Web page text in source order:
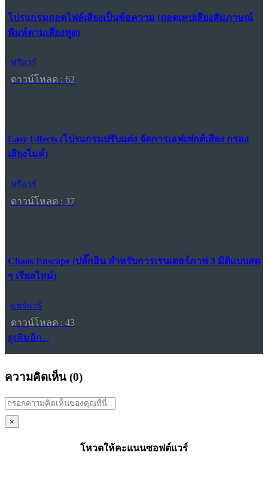
โปรแกรมถอดไฟล์เสียงเป็นข้อความ (ถอดเทปเสียงสัมภาษณ์
พิมพ์ตามเสียงพูด)
ฟรีแวร์
ดาวน์โหลด : 62
Easy Effects (โปรแกรมปรับแต่ง จัดการเอฟเฟกต์เสียง กรอง
เสียงไมค์)
ฟรีแวร์
ดาวน์โหลด : 37
Chaos Enscape (ปลั๊กอิน สำหรับการเรนเดอร์ภาพ 3 มิติแบบสด
ๆ เรียลไทม์)
แชร์แวร์
ดาวน์โหลด : 43
ดูเพิ่มอีก...
ความคิดเห็น (0)
×
โหวตให้คะแนนซอฟต์แวร์